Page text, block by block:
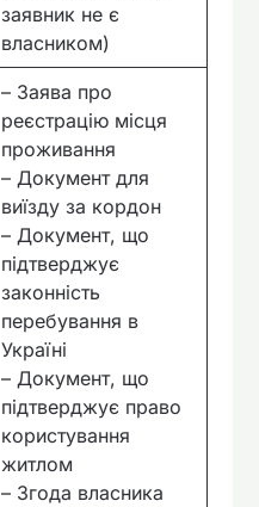
заявник не є
власником)
– Заява про
реєстрацію місця
проживання
– Документ для
виїзду за кордон
– Документ, що
підтверджує
законність
перебування в
Україні
– Документ, що
підтверджує право
користування
житлом
– Згода власника